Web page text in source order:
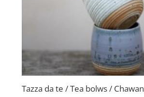
Tazza da te / Tea bolws / Chawan